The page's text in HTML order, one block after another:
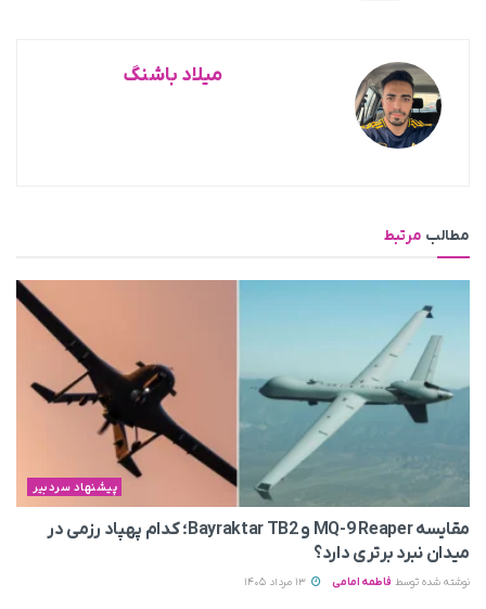
میلاد باشنگ
مطالب مرتبط
پیشنهاد سردبیر
مقایسه MQ-9 Reaper و Bayraktar TB2؛ کدام پهپاد رزمی در
میدان نبرد برتری دارد؟
نوشته شده توسط فاطمه امامی